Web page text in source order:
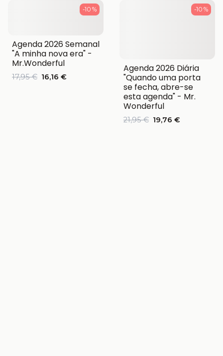
-10 %
Agenda 2026 Semanal
"A minha nova era" -
Mr.Wonderful
17,95 € 16,16 €
-10 %
Agenda 2026 Diária
"Quando uma porta
se fecha, abre-se
esta agenda" - Mr.
Wonderful
21,95 € 19,76 €